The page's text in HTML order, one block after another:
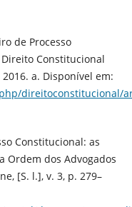
de Processo
Constitucional
a. Disponível em:
direitoconstitucional/
Constitucional: as
Ordem dos Advogados
[S. l.], v. 3, p. 279–